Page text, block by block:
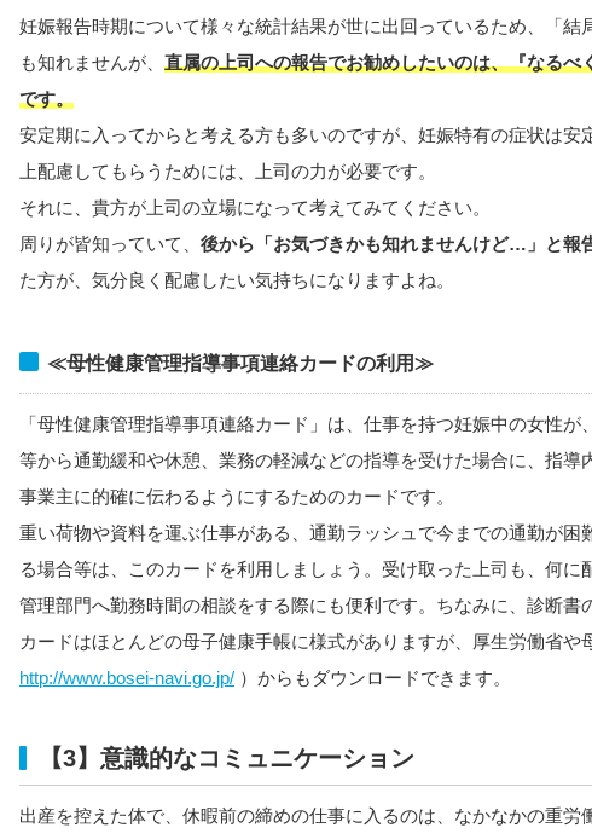
妊娠報告時期について様々な統計結果が世に出回っているため、「結
も知れませんが、 直属の上司への報告でお勧めしたいのは、『なるべ
です。
安定期に入ってからと考える方も多いのですが、妊娠特有の症状は安
上配慮してもらうためには、上司の力が必要です。
それに、貴方が上司の立場になって考えてみてください。
周りが皆知っていて、 後から「お気づきかも知れませんけど…」と報
た方が、気分良く配慮したい気持ちになりますよね。
≪母性健康管理指導事項連絡カードの利用≫
「母性健康管理指導事項連絡カード」は、仕事を持つ妊娠中の女性が
等から通勤緩和や休憩、業務の軽減などの指導を受けた場合に、指導
事業主に的確に伝わるようにするためのカードです。
重い荷物や資料を運ぶ仕事がある、通勤ラッシュで今までの通勤が困
る場合等は、このカードを利用しましょう。受け取った上司も、何に
管理部門へ勤務時間の相談をする際にも便利です。ちなみに、診断書
カードはほとんどの母子健康手帳に様式がありますが、厚生労働省や
http://www.bosei-navi.go.jp/ ）からもダウンロードできます。
【3】意識的なコミュニケーション
出産を控えた体で、休暇前の締めの仕事に入るのは、なかなかの重労